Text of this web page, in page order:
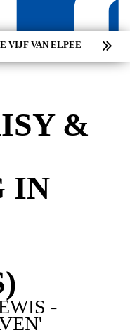
VIJF VAN ELPEE
&
IN
-